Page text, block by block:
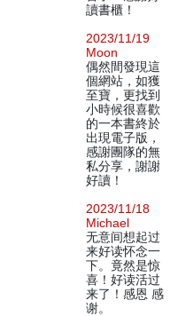
讀書櫃！
2023/11/19
Moon
偶然間發現這
個網站，如獲
至寶，更找到
小時候很喜歡
的一本書終於
出現電子版，
感謝團隊的無
私分享，謝謝
好讀！
2023/11/18
Michael
无意间想起过
来好读怀念一
下。竟然是惊
喜！好读活过
来了！感恩 感
谢。